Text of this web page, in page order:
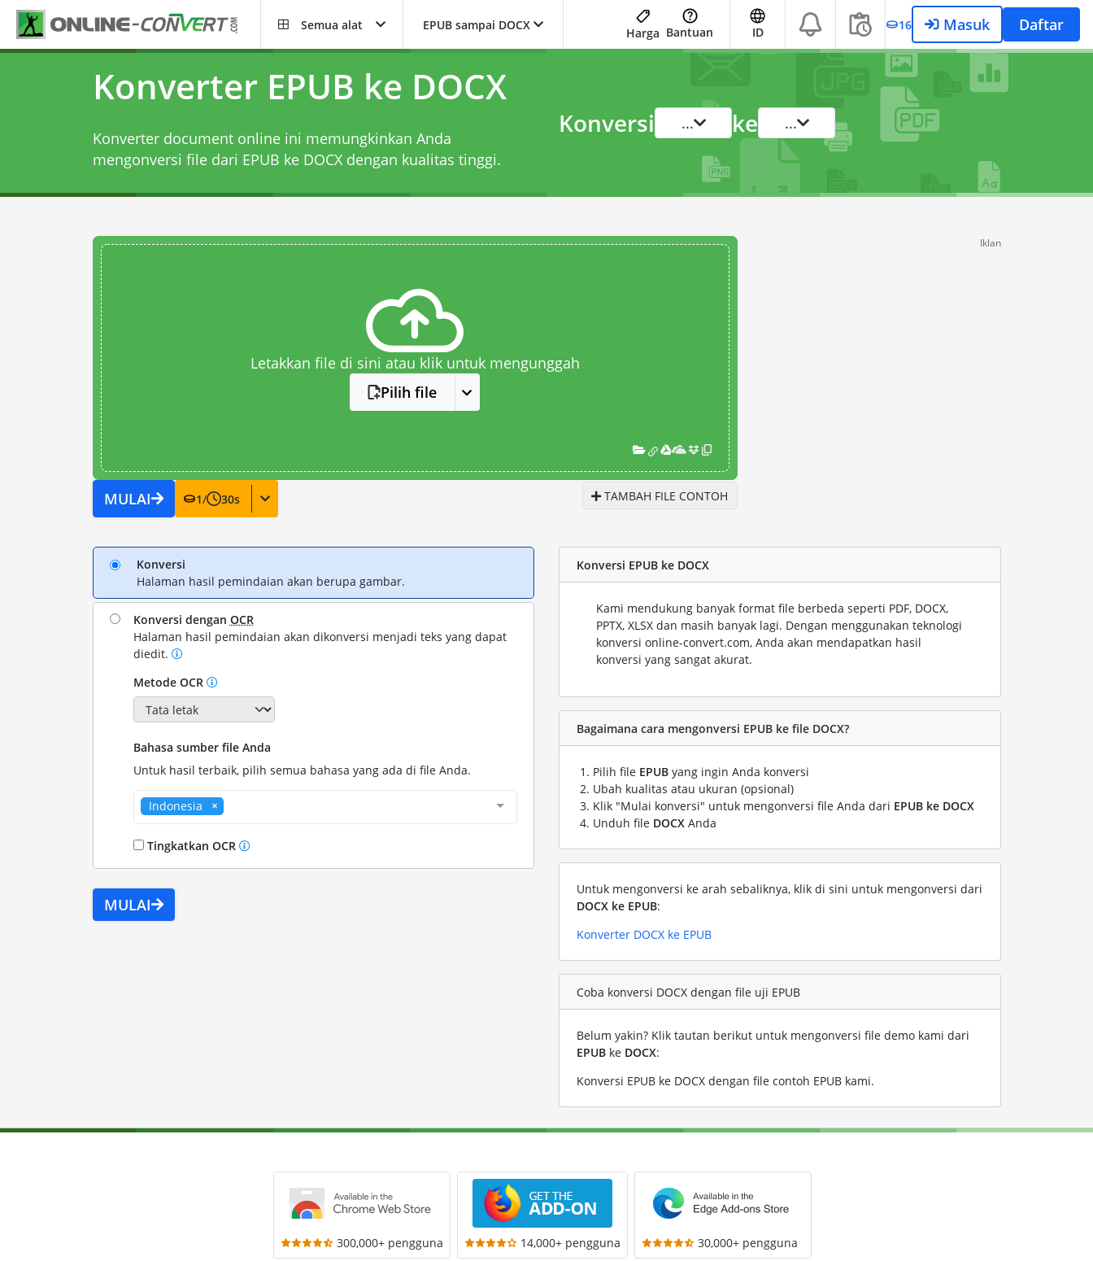
Semua alat EPUB sampai DOCX
Harga Bantuan ID 16 Masuk Daftar
Konverter EPUB ke DOCX
Konverter document online ini memungkinkan Anda
mengonversi file dari EPUB ke DOCX dengan kualitas tinggi.
Konversi ... ke ...
Letakkan file di sini atau klik untuk mengunggah
Pilih file
MULAI 1/ 30s TAMBAH FILE CONTOH
Iklan
Konversi
Halaman hasil pemindaian akan berupa gambar.
Konversi dengan OCR
Halaman hasil pemindaian akan dikonversi menjadi teks yang dapat
diedit.
Metode OCR
Bahasa sumber file Anda
Untuk hasil terbaik, pilih semua bahasa yang ada di file Anda.
Indonesia
Tingkatkan OCR
MULAI
Konversi EPUB ke DOCX
Kami mendukung banyak format file berbeda seperti PDF, DOCX,
PPTX, XLSX dan masih banyak lagi. Dengan menggunakan teknologi
konversi online-convert.com, Anda akan mendapatkan hasil
konversi yang sangat akurat.
Bagaimana cara mengonversi EPUB ke file DOCX?
Pilih file EPUB yang ingin Anda konversi
Ubah kualitas atau ukuran (opsional)
Klik "Mulai konversi" untuk mengonversi file Anda dari EPUB ke DOCX
Unduh file DOCX Anda
Untuk mengonversi ke arah sebaliknya, klik di sini untuk mengonversi dari
DOCX ke EPUB:
Konverter DOCX ke EPUB
Coba konversi DOCX dengan file uji EPUB
Belum yakin? Klik tautan berikut untuk mengonversi file demo kami dari
EPUB ke DOCX:
Konversi EPUB ke DOCX dengan file contoh EPUB kami.
300,000+ pengguna 14,000+ pengguna 30,000+ pengguna